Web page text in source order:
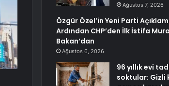
Ağustos 7, 2026
Özgür Özel’in Yeni Parti
Ardından CHP’den İlk İstifa
Bakan’dan
Ağustos 6, 2026
96 yıllık evi
soktular: Gizli